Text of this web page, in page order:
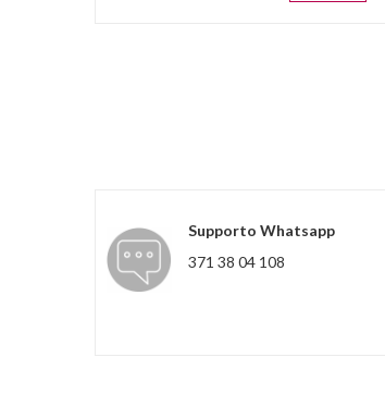
Supporto Whatsapp
371 38 04 108